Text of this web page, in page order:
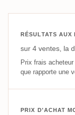
RÉSULTATS AUX
sur 4 ventes, la
Prix frais
que rapporte une
PRIX D'ACHAT